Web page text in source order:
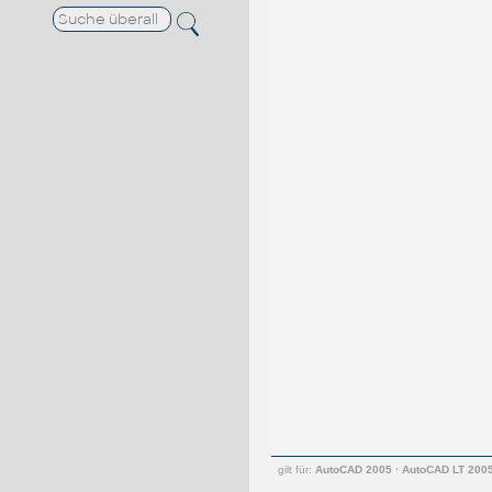
gilt für: AutoCAD 2005 · AutoCAD LT